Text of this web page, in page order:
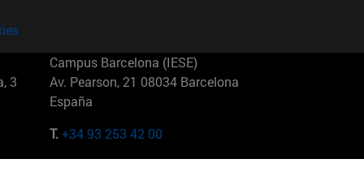
3
Campus Barcelona (IESE)
Av. Pearson, 21 08034 Barcelona
España
T.+34 93 253 42 00